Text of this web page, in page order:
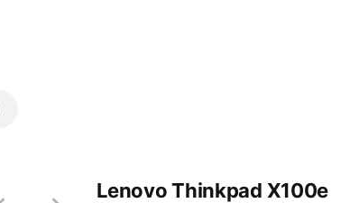
Lenovo Thinkpad X100e